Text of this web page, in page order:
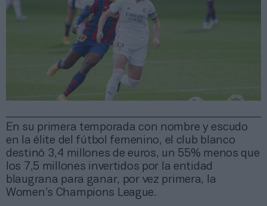
En su primera temporada con nombre y escudo
en la élite del fútbol femenino, el club blanco
destinó 3,4 millones de euros, un 55% menos que
los 7,5 millones invertidos por la entidad
blaugrana para ganar, por vez primera, la
Women’s Champions League.